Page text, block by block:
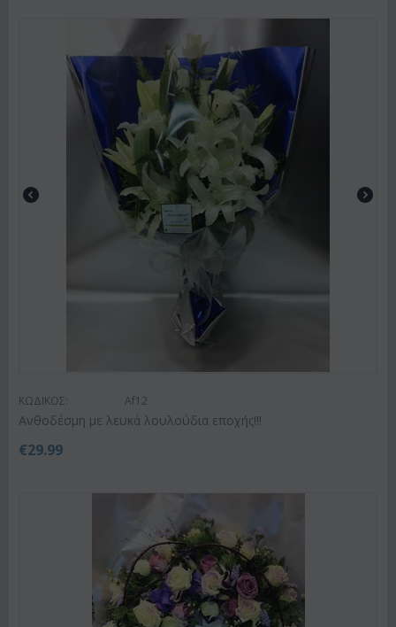
ΚΩΔΙΚΟΣ: Af12
Ανθοδέσμη με λευκά λουλούδια εποχής!!!
€29.99